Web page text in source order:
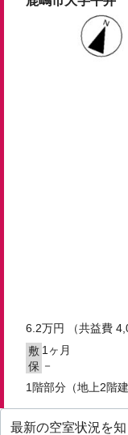
6.2万円
（共益費
敷 1ヶ月
保 －
1階部分（地上2階